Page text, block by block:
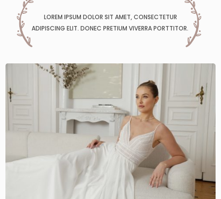
LOREM IPSUM DOLOR SIT AMET, CONSECTETUR
ADIPISCING ELIT. DONEC PRETIUM VIVERRA PORTTITOR.